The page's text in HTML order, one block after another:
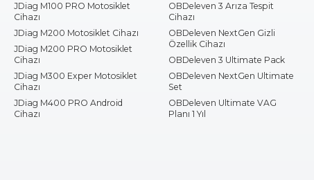
JDiag M100 PRO Motosiklet
Cihazı
JDiag M200 Motosiklet Cihazı
JDiag M200 PRO Motosiklet
Cihazı
JDiag M300 Exper Motosiklet
Cihazı
JDiag M400 PRO Android
Cihazı
OBDeleven 3 Arıza Tespit
Cihazı
OBDeleven NextGen Gizli
Özellik Cihazı
OBDeleven 3 Ultimate Pack
OBDeleven NextGen Ultimate
Set
OBDeleven Ultimate VAG
Planı 1 Yıl